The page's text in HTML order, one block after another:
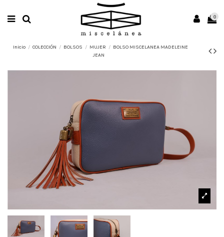
0
Inicio COLECCIÓN BOLSOS MUJER
BOLSO MISCELANEA MADELEINE
JEAN